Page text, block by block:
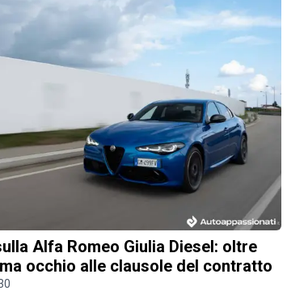
Alfa Romeo Giulia Diesel: oltre
occhio alle clausole del contratto